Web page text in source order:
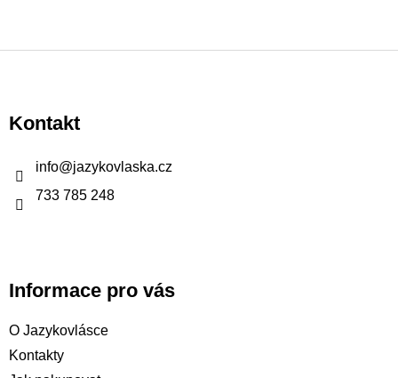
p
aKontakt
info@jazykovlaska.cz
733 785 248
Informace pro vás
O Jazykovlásce
Kontakty